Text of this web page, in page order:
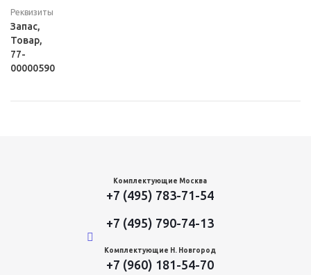
Реквизиты
Запас,
Товар,
77-
00000590
Комплектующие Москва
+7 (495) 783-71-54
+7 (495) 790-74-13
Комплектующие Н. Новгород
+7 (960) 181-54-70